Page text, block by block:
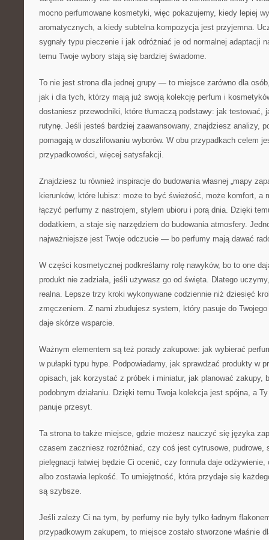
mocno perfumowane kosmetyki, więc pokazujemy, kiedy lepiej
aromatycznych, a kiedy subtelna kompozycja jest przyjemna.
sygnały typu pieczenie i jak odróżniać je od normalnej adaptacji
temu Twoje wybory stają się bardziej świadome.
To nie jest strona dla jednej grupy — to miejsce zarówno dla
jak i dla tych, którzy mają już swoją kolekcję perfum i
dostaniesz przewodniki, które tłumaczą podstawy: jak testować,
rutynę. Jeśli jesteś bardziej zaawansowany, znajdziesz analizy,
pomagają w doszlifowaniu wyborów. W obu przypadkach celem
przypadkowości, więcej satysfakcji.
Znajdziesz tu również inspiracje do budowania własnej „mapy
kierunków, które lubisz: może to być świeżość, może komfort, a
łączyć perfumy z nastrojem, stylem ubioru i porą dnia. Dzięki
dodatkiem, a staje się narzędziem do budowania atmosfery.
najważniejsze jest Twoje odczucie — bo perfumy mają dawać
W części kosmetycznej podkreślamy rolę nawyków, bo to one
produkt nie zadziała, jeśli używasz go od święta. Dlatego
realna. Lepsze trzy kroki wykonywane codziennie niż dziesięć
zmęczeniem. Z nami zbudujesz system, który pasuje do
daje skórze wsparcie.
Ważnym elementem są też porady zakupowe: jak wybierać
w pułapki typu hype. Podpowiadamy, jak sprawdzać produkty w
opisach, jak korzystać z próbek i miniatur, jak planować zakupy,
podobnym działaniu. Dzięki temu Twoja kolekcja jest spójna, a
panuje przesyt.
Ta strona to także miejsce, gdzie możesz nauczyć się języka
czasem zaczniesz rozróżniać, czy coś jest cytrusowe, pudrowe,
pielęgnacji łatwiej będzie Ci ocenić, czy formuła daje
albo zostawia lepkość. To umiejętność, która przydaje się
są szybsze.
Jeśli zależy Ci na tym, by perfumy nie były tylko ładnym
przypadkowym zakupem, to miejsce zostało stworzone właśnie